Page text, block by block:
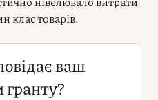
клас товарів.
ваш
гранту?